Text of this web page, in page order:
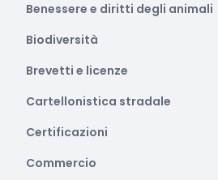
Benessere e diritti degli animali
Biodiversità
Brevetti e licenze
Cartellonistica stradale
Certificazioni
Commercio